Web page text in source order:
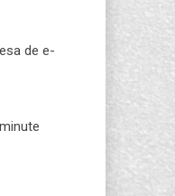
de e-